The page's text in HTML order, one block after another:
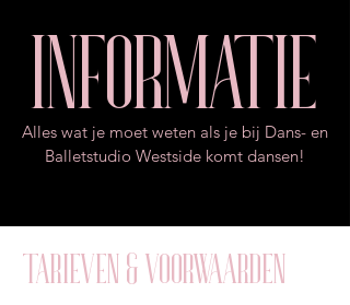
informatie
Alles wat je moet weten als je bij Dans- en
Balletstudio Westside komt dansen!
tarieven & voorwaarden